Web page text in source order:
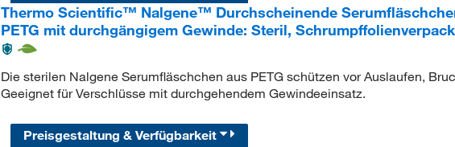
Thermo Scientific™ Nalgene™ Durchscheinende
PETG mit durchgängigem Gewinde: Steril,
Die sterilen Nalgene Serumfläschchen aus PETG schützen vor Auslaufen,
Geeignet für Verschlüsse mit durchgehendem Gewindeeinsatz.
Preisgestaltung & Verfügbarkeit